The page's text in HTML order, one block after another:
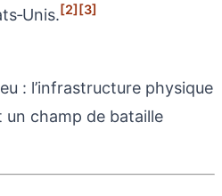
[2][3]
: l’infrastructure physique
champ de bataille